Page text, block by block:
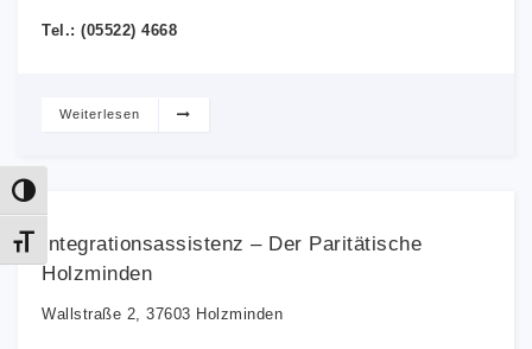
Umschalten auf hohe Kontraste
Schrift vergrößern
Tel.: (05522) 4668
Weiterlesen
Integrationsassistenz – Der Paritätische
Holzminden
Wallstraße 2, 37603 Holzminden